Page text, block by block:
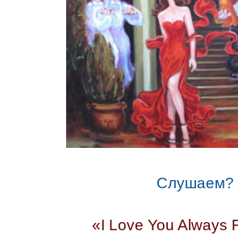
Слушаем?
«I Love You Always